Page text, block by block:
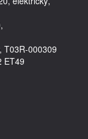
T03R-000309
ET49